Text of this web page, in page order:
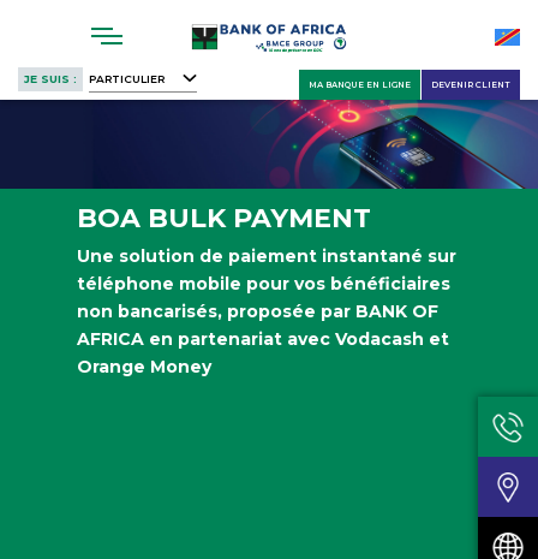
main
content
JE SUIS : PARTICULIER DEVENIR CLIENT
MA BANQUE EN LIGNE
BOA BULK PAYMENT
Une solution de paiement instantané sur
téléphone mobile pour vos bénéficiaires
non bancarisés, proposée par BANK OF
AFRICA en partenariat avec Vodacash et
Orange Money